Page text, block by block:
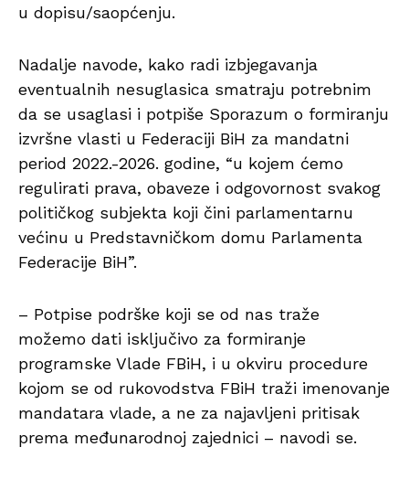
u dopisu/saopćenju.
Nadalje navode, kako radi izbjegavanja
eventualnih nesuglasica smatraju potrebnim
da se usaglasi i potpiše Sporazum o formiranju
izvršne vlasti u Federaciji BiH za mandatni
period 2022.-2026. godine, “u kojem ćemo
regulirati prava, obaveze i odgovornost svakog
političkog subjekta koji čini parlamentarnu
većinu u Predstavničkom domu Parlamenta
Federacije BiH”.
– Potpise podrške koji se od nas traže
možemo dati isključivo za formiranje
programske Vlade FBiH, i u okviru procedure
kojom se od rukovodstva FBiH traži imenovanje
mandatara vlade, a ne za najavljeni pritisak
prema međunarodnoj zajednici – navodi se.